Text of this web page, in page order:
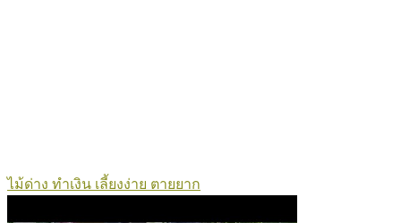
ไม้ด่าง ทำเงิน เลี้ยงง่าย ตายยาก